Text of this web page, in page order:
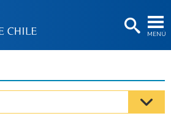
MENÚ
BIBLIOTECAS
Estudiantes